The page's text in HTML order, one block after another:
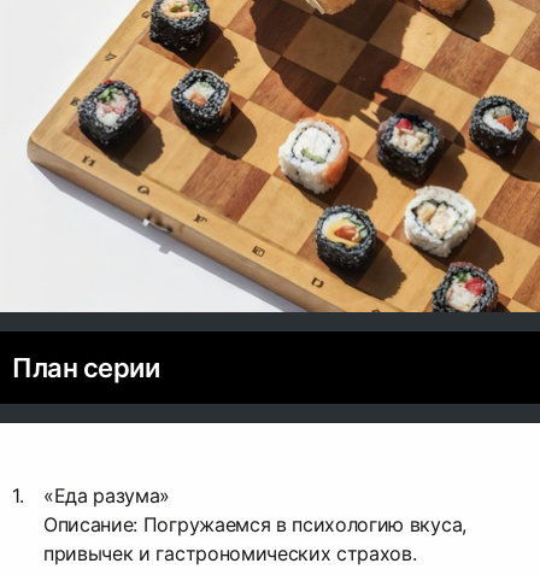
План серии
«Еда разума»
Описание: Погружаемся в психологию вкуса,
привычек и гастрономических страхов.